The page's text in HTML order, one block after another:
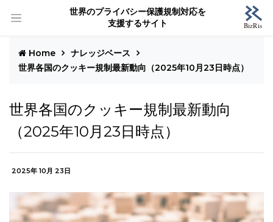
世界のプライバシー保護規制対応を
支援するサイト
Home
ナレッジベース
世界各国のクッキー規制最新動向（2025年10月23日時点）
世界各国のクッキー規制最新動向
（2025年10月23日時点）
2025年 10月 23日